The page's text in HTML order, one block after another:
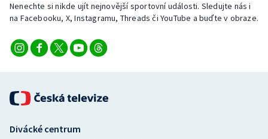
Nenechte si nikde ujít nejnovější sportovní události. Sledujte nás i
na Facebooku, X, Instagramu, Threads či YouTube a buďte v obraze.
Divácké centrum